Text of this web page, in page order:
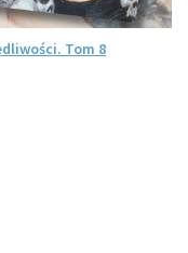
Tom 8